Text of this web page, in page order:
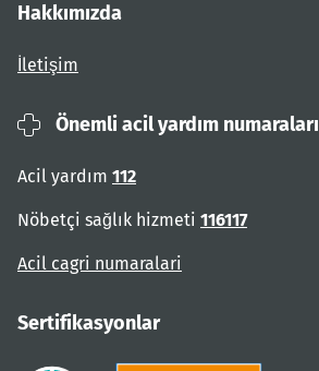
Hakkımızda
İletişim
Önemli acil yardım numaraları
Acil yardım 112
Nöbetçi sağlık hizmeti 116117
Acil cagri numaralari
Sertifikasyonlar